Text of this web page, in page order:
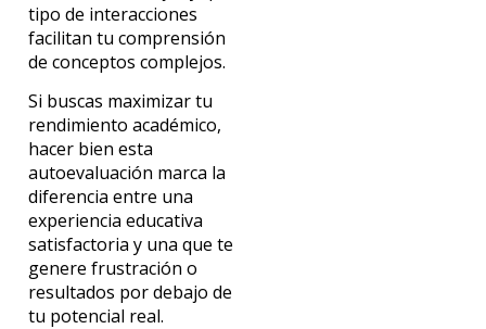
tipo de interacciones
facilitan tu comprensión
de conceptos complejos.
Si buscas maximizar tu
rendimiento académico,
hacer bien esta
autoevaluación marca la
diferencia entre una
experiencia educativa
satisfactoria y una que te
genere frustración o
resultados por debajo de
tu potencial real.